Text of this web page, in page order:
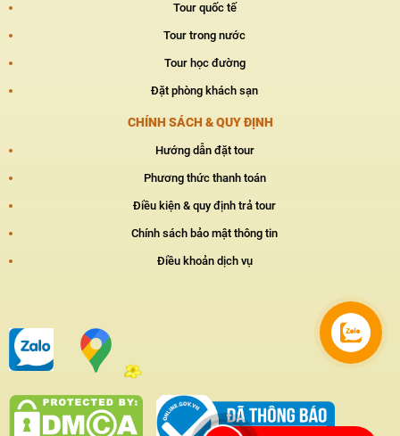
Tour quốc tế
Tour trong nước
Tour học đường
Đặt phòng khách sạn
CHÍNH SÁCH & QUY ĐỊNH
Hướng dẫn đặt tour
Phương thức thanh toán
Điều kiện & quy định trả tour
Chính sách bảo mật thông tin
Điều khoản dịch vụ